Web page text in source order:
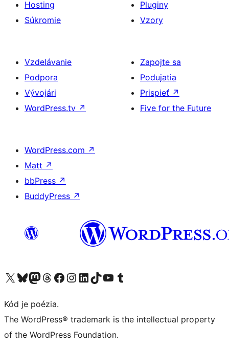
Hosting
Súkromie
Pluginy
Vzory
Vzdelávanie
Podpora
Vývojári
WordPress.tv ↗
Zapojte sa
Podujatia
Prispieť ↗
Five for the Future
WordPress.com ↗
Matt ↗
bbPress ↗
BuddyPress ↗
Navštívte náš účet na X (predtým Twitter)
Navštívte náš účet na platforme Bluesky
Navštívte náš účet na Mastodone
Navštívte náš účet na platforme Threads
Navštívte našu stránku na Facebooku
Navštívte náš účet Instagram
Navštívte náš účet LinkedIn
Navštívte náš účet na platforme TikTok
Navštívte náš kanál YouTube
Navštívte náš účet na platforme Tumblr
Kód je poézia.
The WordPress® trademark is the intellectual property
of the WordPress Foundation.